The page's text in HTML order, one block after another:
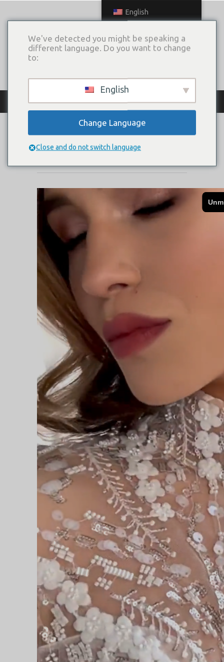
КАТАЛОГ ПЛАТЬЕВ
EGOISTA
English
We've detected you might be speaking a
different language. Do you want to change
to:
English
Change Language
Close and do not switch language